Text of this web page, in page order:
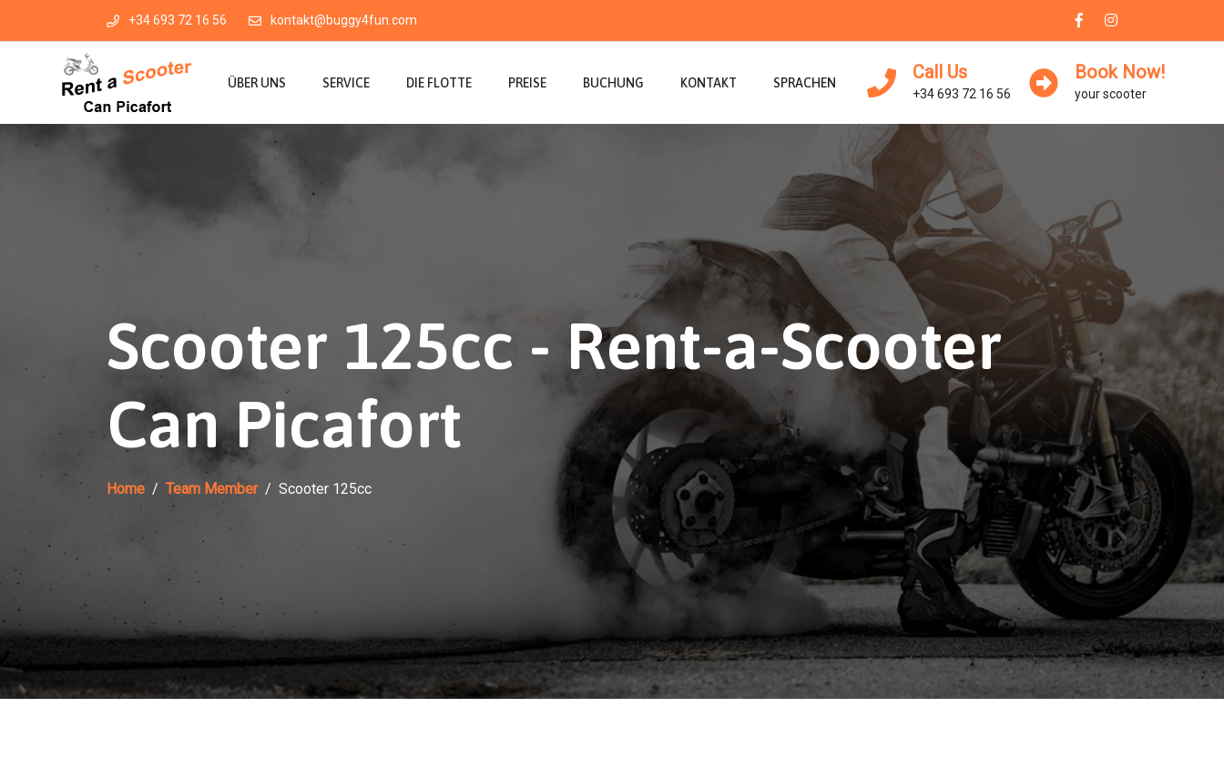
+34 693 72 16 56 kontakt@buggy4fun.com
ÜBER UNS SERVICE DIE FLOTTE PREISE BUCHUNG KONTAKT SPRACHEN Call Us
+34 693 72 16 56
Book Now!
your scooter
Scooter 125cc - Rent-a-Scooter
Can Picafort
Home Team Member Scooter 125cc